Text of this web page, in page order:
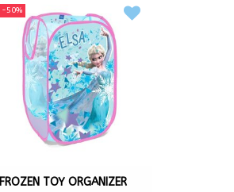
-50%
FROZEN TOY ORGANIZER